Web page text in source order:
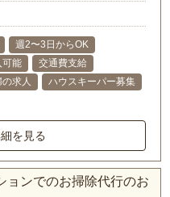
週2〜3日からOK
可能
交通費支給
求人
ハウスキーパー募集
を見る
ョンでのお掃除代行のお